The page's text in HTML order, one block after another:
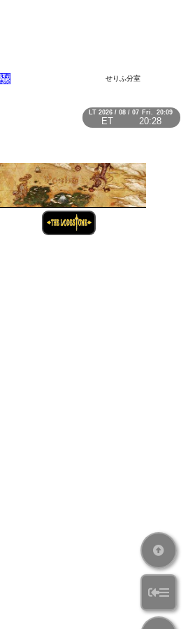
LT 2026 / 08 / 07 Fri. 20:09
ET 20:28
せりふ分室